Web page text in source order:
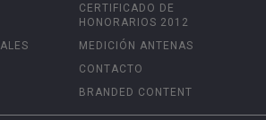
CERTIFICADO DE
HONORARIOS 2012
MEDICIÓN ANTENAS
CONTACTO
BRANDED CONTENT